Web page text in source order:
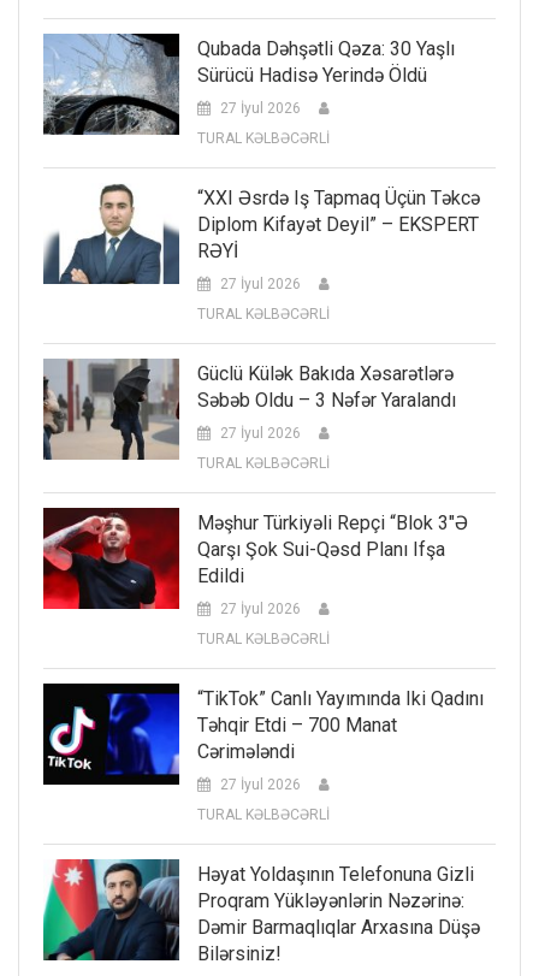
Qubada Dəhşətli Qəza: 30 Yaşlı
Sürücü Hadisə Yerində Öldü
27 İyul 2026
TURAL KƏLBƏCƏRLİ
“XXI Əsrdə Iş Tapmaq Üçün Təkcə
Diplom Kifayət Deyil” – EKSPERT
RƏYİ
27 İyul 2026
TURAL KƏLBƏCƏRLİ
Güclü Külək Bakıda Xəsarətlərə
Səbəb Oldu – 3 Nəfər Yaralandı
27 İyul 2026
TURAL KƏLBƏCƏRLİ
Məşhur Türkiyəli Repçi “Blok 3″ə
Qarşı Şok Sui-Qəsd Planı Ifşa
Edildi
27 İyul 2026
TURAL KƏLBƏCƏRLİ
“TikTok” Canlı Yayımında Iki Qadını
Təhqir Etdi – 700 Manat
Cərimələndi
27 İyul 2026
TURAL KƏLBƏCƏRLİ
Həyat Yoldaşının Telefonuna Gizli
Proqram Yükləyənlərin Nəzərinə:
Dəmir Barmaqlıqlar Arxasına Düşə
Bilərsiniz!